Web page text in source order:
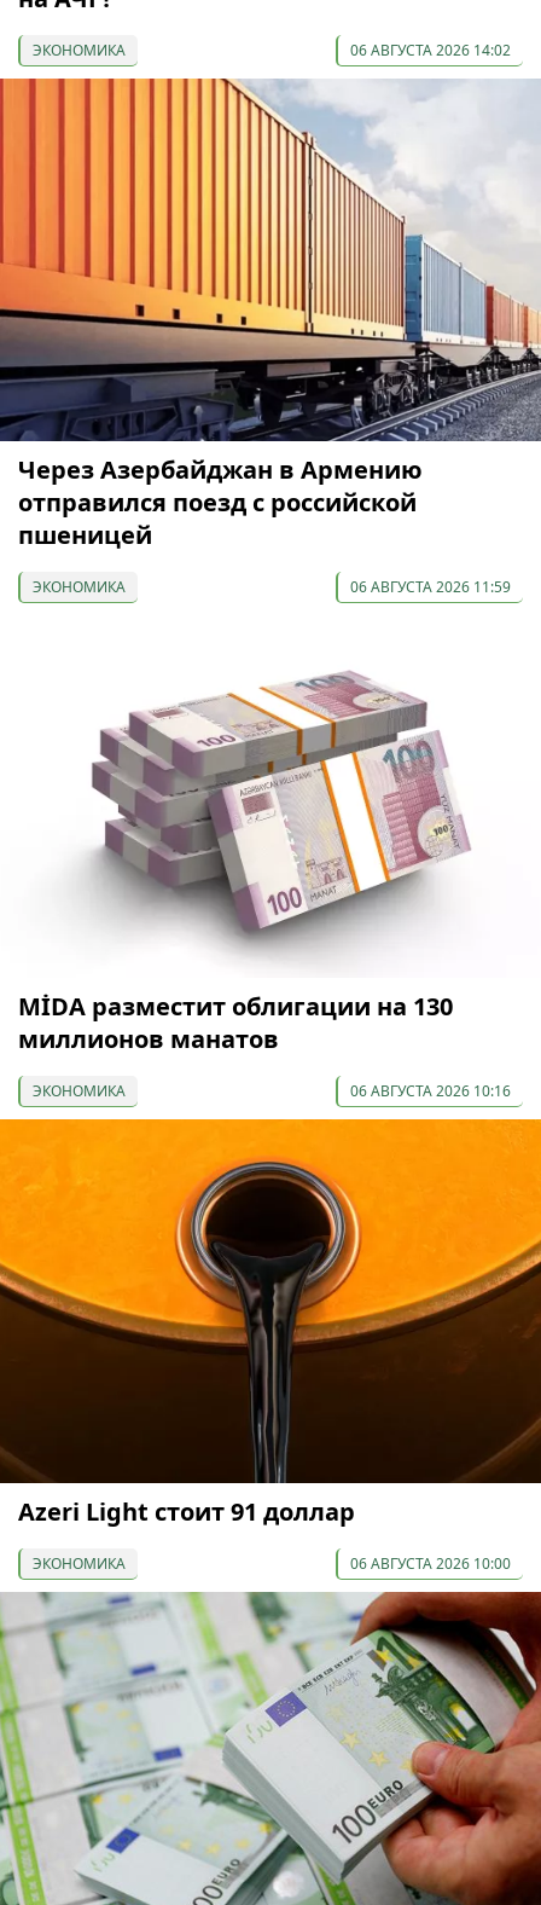
ЭКОНОМИКА 06 АВГУСТА 2026 14:02
Через Азербайджан в Армению
отправился поезд с российской
пшеницей
ЭКОНОМИКА 06 АВГУСТА 2026 11:59
МİDA разместит облигации на 130
миллионов манатов
ЭКОНОМИКА 06 АВГУСТА 2026 10:16
Azeri Light стоит 91 доллар
ЭКОНОМИКА 06 АВГУСТА 2026 10:00